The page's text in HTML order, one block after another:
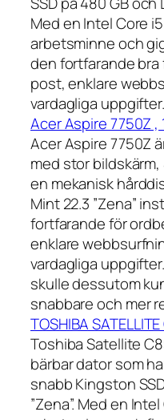
Med en Intel Core
arbetsminne och
den fortfarande
post, enklare
vardagliga
Acer Aspire 7750Z ,
Acer Aspire 7750Z
med stor
en mekanisk
Mint 22.3 ”Zena”
fortfarande för
enklare
vardagliga
skulle dessutom
snabbare och mer
TOSHIBA
Toshiba Satellite
bärbar dator som
snabb Kingston
”Zena”. Med en